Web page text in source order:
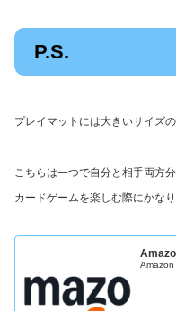
P.S.
プレイマットには大きいサイズ
こちらは一つで自分と相手両方
カードゲームを楽しむ際にかなり
Amazon